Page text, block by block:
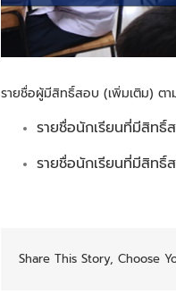
รายชื่อผู้มีสิทธิ์สอบ (เพิ่มเติม) ต
รายชื่อนักเรียนที่มีสิทธิ์
รายชื่อนักเรียนที่มีสิทธิ์
Share This Story, Choose